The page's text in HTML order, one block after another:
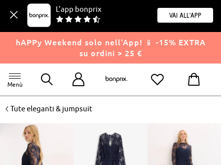
L'app bonprix
Vai all'app
hAPPy Weekend solo nell'App! 📱 -15% EXTRA
su ordini > 25 €
Menù
<Tute eleganti & jumpsuit